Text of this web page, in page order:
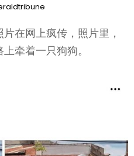
在网上疯传，照片里，
牵着一只狗狗。